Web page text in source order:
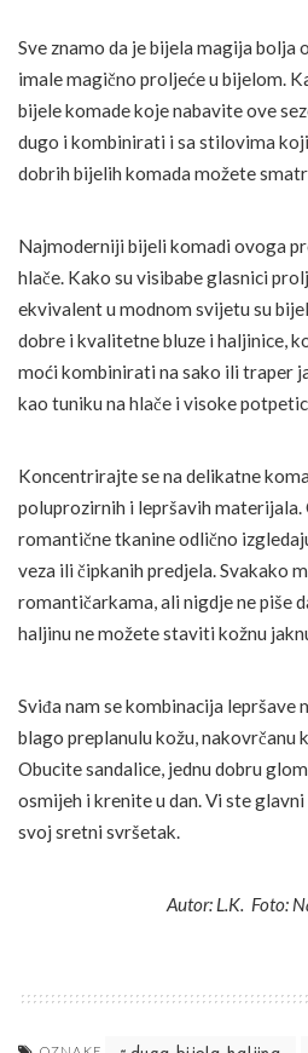
Sve znamo da je bijela magija bolja
imale magično proljeće u bijelom.
bijele komade koje nabavite ove
dugo i kombinirati i sa stilovima
dobrih bijelih komada možete
Najmoderniji bijeli komadi ovoga
hlače. Kako su visibabe glasnici
ekvivalent u modnom svijetu su
dobre i kvalitetne bluze i haljinice,
moći kombinirati na sako ili traper
kao tuniku na hlače i visoke
Koncentrirajte se na delikatne
poluprozirnih i lepršavih materijala.
romantične tkanine odlično
veza ili čipkanih predjela. Svakako
romantičarkama, ali nigdje ne piše
haljinu ne možete staviti kožnu
Sviđa nam se kombinacija lepršave
blago preplanulu kožu, nakovrčanu
Obucite sandalice, jednu dobru
osmijeh i krenite u dan. Vi ste
svoj sretni svršetak.
Autor: L.K. Foto: